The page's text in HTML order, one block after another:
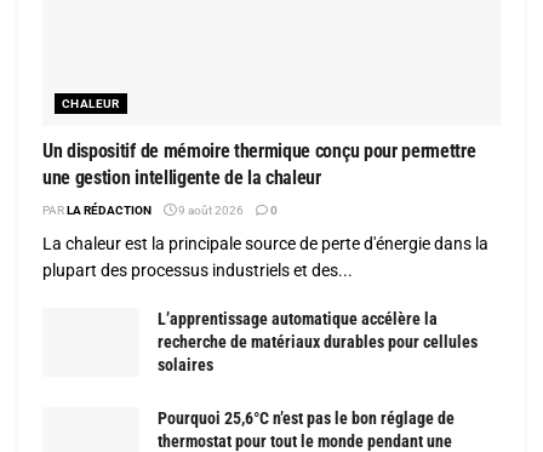
CHALEUR
Un dispositif de mémoire thermique conçu pour permettre
une gestion intelligente de la chaleur
PARLA RÉDACTION 9 août 2026 0
La chaleur est la principale source de perte d'énergie dans la
plupart des processus industriels et des...
L’apprentissage automatique accélère la
recherche de matériaux durables pour cellules
solaires
Pourquoi 25,6°C n’est pas le bon réglage de
thermostat pour tout le monde pendant une